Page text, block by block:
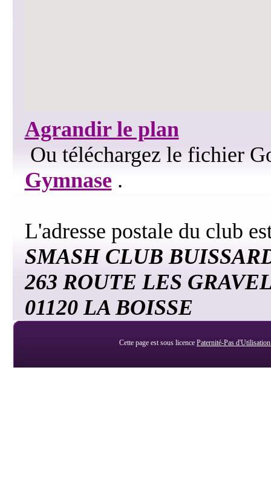
Agrandir le plan
Ou téléchargez le fichier
Gymnase .
L'adresse postale du club
SMASH CLUB
263 ROUTE LES
01120 LA BOISSE
Cette page est sous licence Paternité-Pas